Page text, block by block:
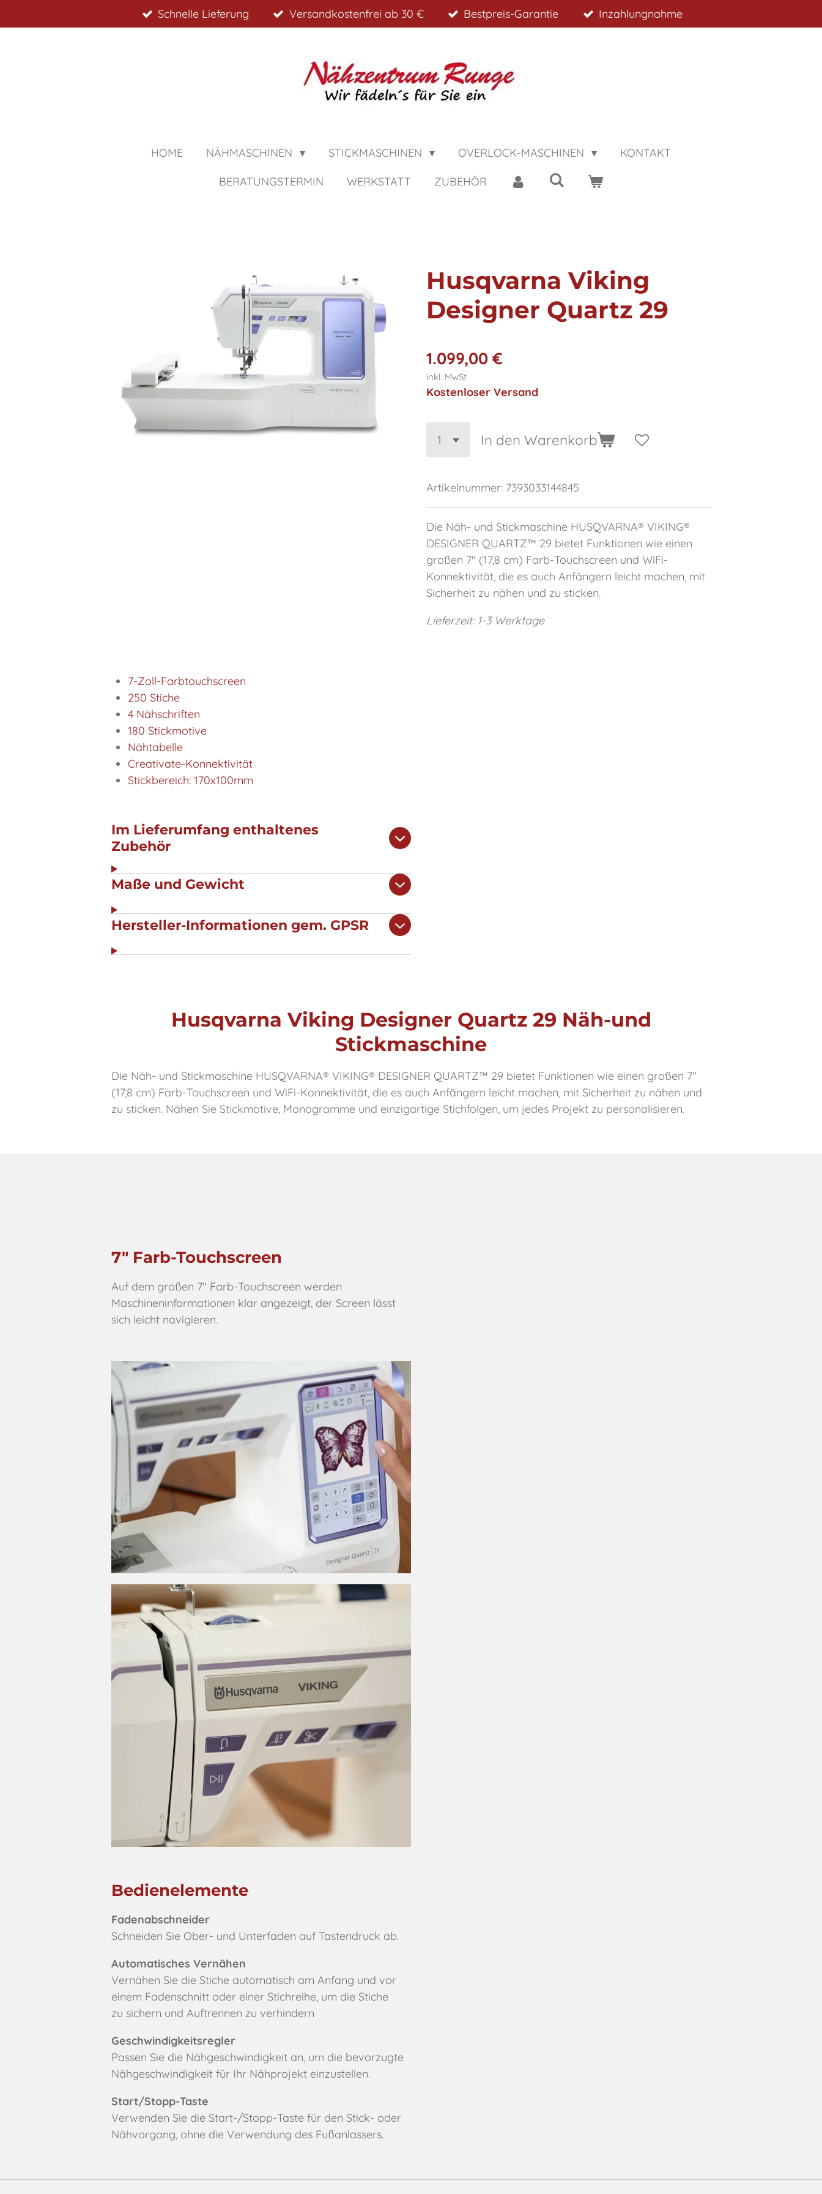
Hauptinhalt
Schnelle Lieferung Versandkostenfrei ab 30 € Bestpreis-Garantie Inzahlungnahme
HOME NÄHMASCHINEN STICKMASCHINEN OVERLOCK-MASCHINEN KONTAKT
BERATUNGSTERMIN WERKSTATT ZUBEHÖR
Husqvarna Viking
Designer Quartz 29
1.099,00 €
inkl. MwSt
Kostenloser Versand
In den Warenkorb
Artikelnummer: 7393033144845
Die Näh- und Stickmaschine HUSQVARNA® VIKING®
DESIGNER QUARTZ™ 29 bietet Funktionen wie einen
großen 7" (17,8 cm) Farb-Touchscreen und WiFi-
Konnektivität, die es auch Anfängern leicht machen, mit
Sicherheit zu nähen und zu sticken.
Lieferzeit: 1-3 Werktage
7-Zoll-Farbtouchscreen
250 Stiche
4 Nähschriften
180 Stickmotive
Nähtabelle
Creativate-Konnektivität
Stickbereich: 170x100mm
Im Lieferumfang enthaltenes
Zubehör
Maße und Gewicht
Hersteller-Informationen gem. GPSR
Husqvarna Viking Designer Quartz 29 Näh-und
Stickmaschine
Die Näh- und Stickmaschine HUSQVARNA® VIKING® DESIGNER QUARTZ™ 29 bietet Funktionen wie einen großen 7"
(17,8 cm) Farb-Touchscreen und WiFi-Konnektivität, die es auch Anfängern leicht machen, mit Sicherheit zu nähen und
zu sticken. Nähen Sie Stickmotive, Monogramme und einzigartige Stichfolgen, um jedes Projekt zu personalisieren.
7" Farb-Touchscreen
Auf dem großen 7" Farb-Touchscreen werden
Maschineninformationen klar angezeigt, der Screen lässt
sich leicht navigieren.
Bedienelemente
Fadenabschneider
Schneiden Sie Ober- und Unterfaden auf Tastendruck ab.
Automatisches Vernähen
Vernähen Sie die Stiche automatisch am Anfang und vor
einem Fadenschnitt oder einer Stichreihe, um die Stiche
zu sichern und Auftrennen zu verhindern
Geschwindigkeitsregler
Passen Sie die Nähgeschwindigkeit an, um die bevorzugte
Nähgeschwindigkeit für Ihr Nähprojekt einzustellen.
Start/Stopp-Taste
Verwenden Sie die Start-/Stopp-Taste für den Stick- oder
Nähvorgang, ohne die Verwendung des Fußanlassers.